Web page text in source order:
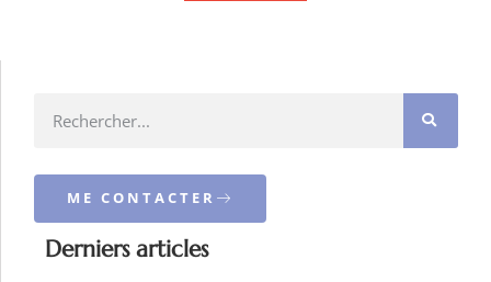
ME CONTACTER
Derniers articles